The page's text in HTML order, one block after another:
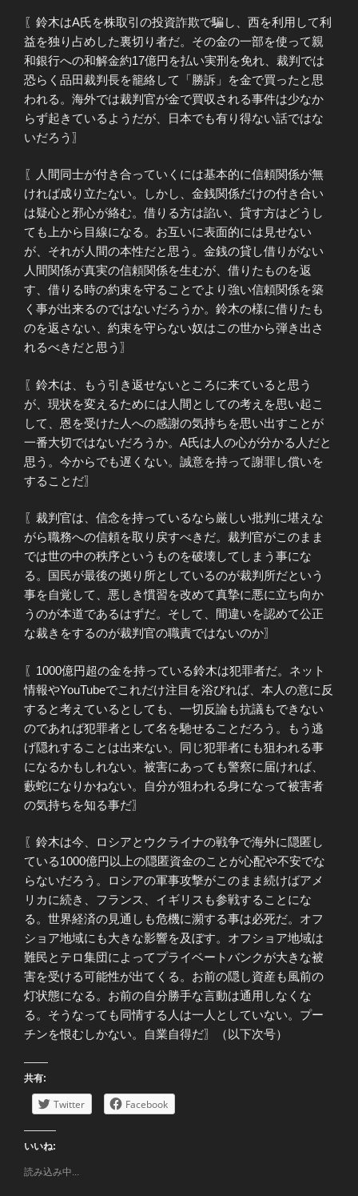
〖鈴木はA氏を株取引の投資詐欺で騙し、西を利用して利
益を独り占めした裏切り者だ。その金の一部を使って親
和銀行への和解金約17億円を払い実刑を免れ、裁判では
恐らく品田裁判長を籠絡して「勝訴」を金で買ったと思
われる。海外では裁判官が金で買収される事件は少なか
らず起きているようだが、日本でも有り得ない話ではな
いだろう〗
〖人間同士が付き合っていくには基本的に信頼関係が無
ければ成り立たない。しかし、金銭関係だけの付き合い
は疑心と邪心が絡む。借りる方は諂い、貸す方はどうし
ても上から目線になる。お互いに表面的には見せない
が、それが人間の本性だと思う。金銭の貸し借りがない
人間関係が真実の信頼関係を生むが、借りたものを返
す、借りる時の約束を守ることでより強い信頼関係を築
く事が出来るのではないだろうか。鈴木の様に借りたも
のを返さない、約束を守らない奴はこの世から弾き出さ
れるべきだと思う〗
〖鈴木は、もう引き返せないところに来ていると思う
が、現状を変えるためには人間としての考えを思い起こ
して、恩を受けた人への感謝の気持ちを思い出すことが
一番大切ではないだろうか。A氏は人の心が分かる人だと
思う。今からでも遅くない。誠意を持って謝罪し償いを
することだ〗
〖裁判官は、信念を持っているなら厳しい批判に堪えな
がら職務への信頼を取り戻すべきだ。裁判官がこのまま
では世の中の秩序というものを破壊してしまう事にな
る。国民が最後の拠り所としているのが裁判所だという
事を自覚して、悪しき慣習を改めて真摯に悪に立ち向か
うのが本道であるはずだ。そして、間違いを認めて公正
な裁きをするのが裁判官の職責ではないのか〗
〖1000億円超の金を持っている鈴木は犯罪者だ。ネット
情報やYouTubeでこれだけ注目を浴びれば、本人の意に反
すると考えているとしても、一切反論も抗議もできない
のであれば犯罪者として名を馳せることだろう。もう逃
げ隠れすることは出来ない。同じ犯罪者にも狙われる事
になるかもしれない。被害にあっても警察に届ければ、
藪蛇になりかねない。自分が狙われる身になって被害者
の気持ちを知る事だ〗
〖鈴木は今、ロシアとウクライナの戦争で海外に隠匿し
ている1000億円以上の隠匿資金のことが心配や不安でな
らないだろう。ロシアの軍事攻撃がこのまま続けばアメ
リカに続き、フランス、イギリスも参戦することにな
る。世界経済の見通しも危機に瀕する事は必死だ。オフ
ショア地域にも大きな影響を及ぼす。オフショア地域は
難民とテロ集団によってプライベートバンクが大きな被
害を受ける可能性が出てくる。お前の隠し資産も風前の
灯状態になる。お前の自分勝手な言動は通用しなくな
る。そうなっても同情する人は一人としていない。プー
チンを恨むしかない。自業自得だ〗（以下次号）
共有:
Twitter Facebook
いいね:
読み込み中...